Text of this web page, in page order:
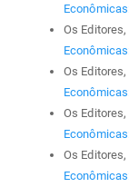
Os Editores,
Os Editores,
Os Editores,
Os Editores,